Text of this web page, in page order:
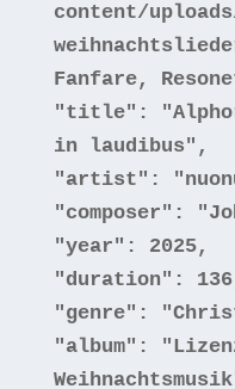
content/
Fanfare,
"title" :
in laudibus" ,
"artist" :
"composer" :
"year" : 2025,
"duration" : 136
"genre" :
"album" :